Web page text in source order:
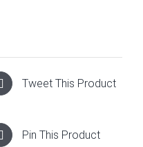
Tweet This Product
Pin This Product